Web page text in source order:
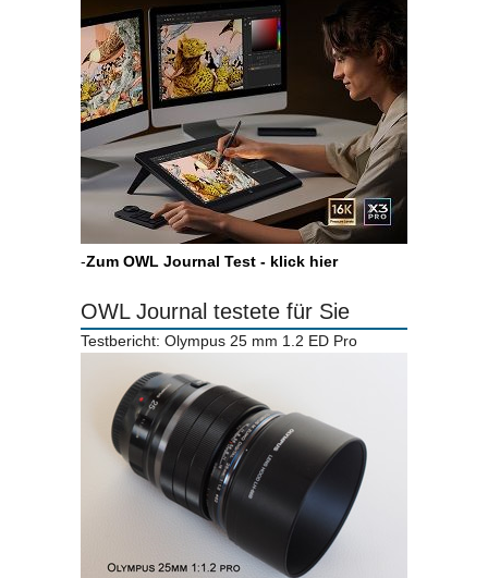
-Zum OWL Journal Test - klick hier
OWL Journal testete für Sie
Testbericht: Olympus 25 mm 1.2 ED Pro